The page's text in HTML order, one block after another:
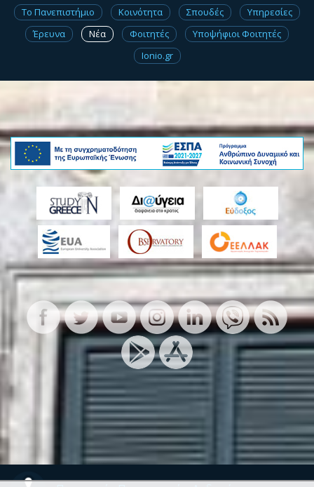
Το Πανεπιστήμιο Κοινότητα Σπουδές
Υπηρεσίες
Έρευνα
Νέα Φοιτητές
Υποψήφιοι Φοιτητές
Ionio.gr